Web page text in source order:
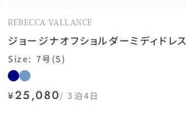
REBECCA VALLANCE
ジョージナオフショルダーミディドレス
Size: 7号(S)
¥25,080 3泊4日